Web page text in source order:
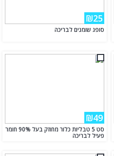
₪25
סופג שומנים לבריכה
₪49
סט 5 טבליות כלור מחוזק בעל 90% חומר
פעיל לבריכה